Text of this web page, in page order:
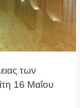
των
16 Μαΐου